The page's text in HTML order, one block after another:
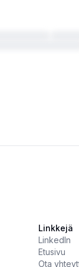
Linkkejä
LinkedIn
Etusivu
Ota